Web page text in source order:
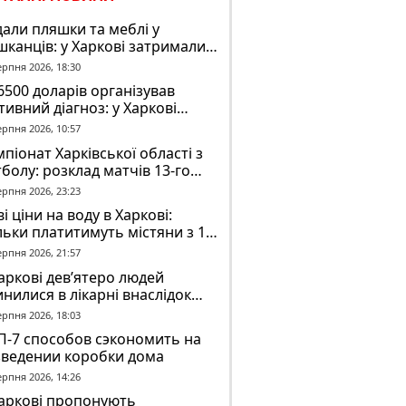
пляшки та меблі у
у Харкові затримали
молодиків за погром у
2026, 18:30
доларів організував
діагноз: у Харкові
про підозру
психлікарні
2026, 10:57
Харківської області з
розклад матчів 13-го
на 8 серпня
2026, 23:23
ціни на воду в Харкові:
платитимуть містяни з 1
2026, 21:57
дев’ятеро людей
в лікарні внаслідок
з автобусом
2026, 18:03
7 способов сэкономить на
коробки дома
2026, 14:26
пропонують